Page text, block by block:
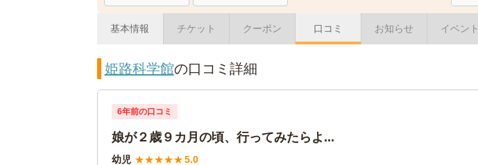
基本情報 チケット クーポン 口コミ お知らせ イベント
姫路科学館の口コミ詳細
6年前の口コミ
娘が２歳９カ月の頃、行ってみたらよ...
幼児 ★★★★★5.0